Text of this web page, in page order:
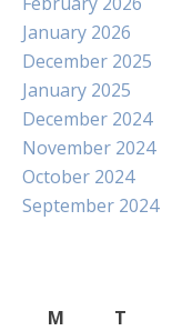
January 2026
December 2025
January 2025
December 2024
November 2024
October 2024
September 2024
M
T